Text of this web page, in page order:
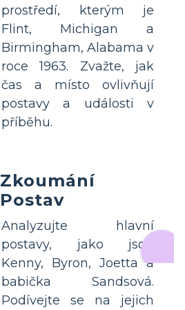
prostředí, kterým je
Flint, Michigan a
Birmingham, Alabama v
roce 1963. Zvažte, jak
čas a místo ovlivňují
postavy a události v
příběhu.
Zkoumání
Postav
Analyzujte hlavní
postavy, jako jsou
Kenny, Byron, Joetta a
babička Sandsová.
Podívejte se na jejich